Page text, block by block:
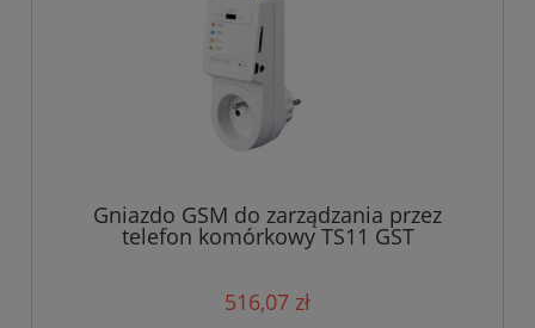
Gniazdo GSM do zarządzania przez
telefon komórkowy TS11 GST
516,07 zł